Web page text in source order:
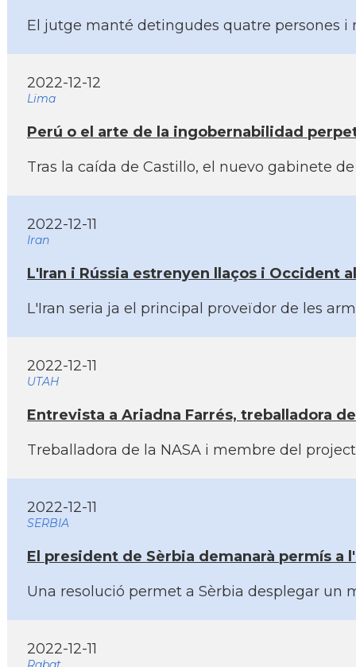
El jutge manté detingudes quatre persones i
2022-12-12
Lima
Perú o el arte de la ingobernabilidad
Tras la caí­da de Castillo, el nuevo gabinete
2022-12-11
Iran
L'Iran i Rússia estrenyen llaços i Occident
L'Iran seria ja el principal proveïdor de les
2022-12-11
UTAH
Entrevista a Ariadna Farrés, treballadora
Treballadora de la NASA i membre del
2022-12-11
SERBIA
El president de Sèrbia demanarà permí­s a
Una resolució permet a Sèrbia desplegar un
2022-12-11